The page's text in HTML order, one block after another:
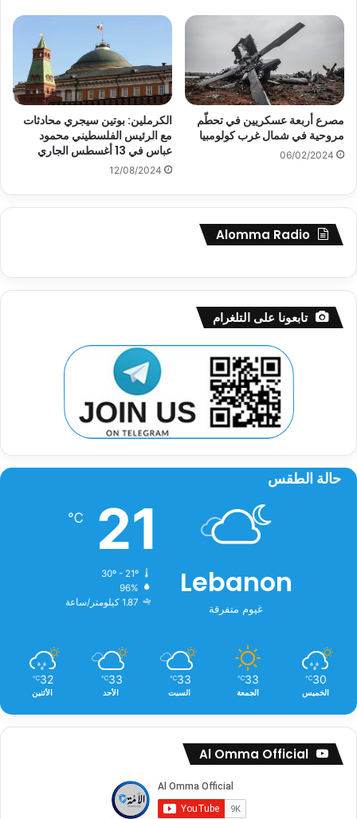
مصرع أربعة عسكريين في تحطّم
مروحية في شمال غرب كولومبيا
06/02/2024
الكرملين: بوتين سيجري محادثات
مع الرئيس الفلسطيني محمود
عباس في 13 أغسطس الجاري
12/08/2024
Alomma Radio
تابعونا على التلغرام
حالة الطقس
Lebanon
غيوم متفرقة
21
℃
30º - 21º
96%
1.87 كيلومتر/ساعة
30
℃
الخميس
33
℃
الجمعة
33
℃
السبت
33
℃
الأحد
32
℃
الأثنين
Al Omma Official